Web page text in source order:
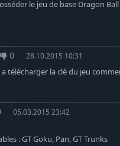
le jeu de base Dragon
0 28.10.2015 10:31
télécharger la clé du jeu
05.03.2015 23:42
: GT Goku, Pan, GT Trunks